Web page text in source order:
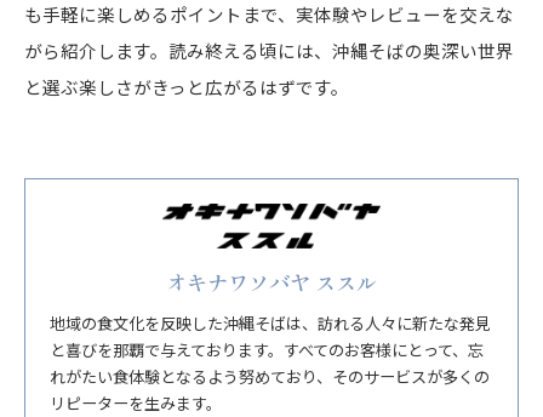
も手軽に楽しめるポイントまで、実体験やレビューを交えな
がら紹介します。読み終える頃には、沖縄そばの奥深い世界
と選ぶ楽しさがきっと広がるはずです。
オキナワソバヤ ススル
地域の食文化を反映した沖縄そばは、訪れる人々に新たな発見
と喜びを那覇で与えております。すべてのお客様にとって、忘
れがたい食体験となるよう努めており、そのサービスが多くの
リピーターを生みます。